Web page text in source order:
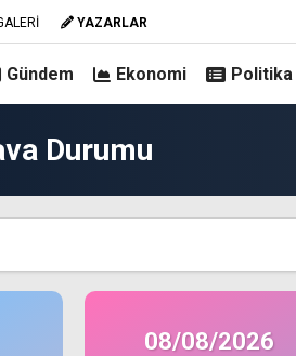
YAZARLAR
Gündem Ekonomi Politika
Durumu
08/08/2026